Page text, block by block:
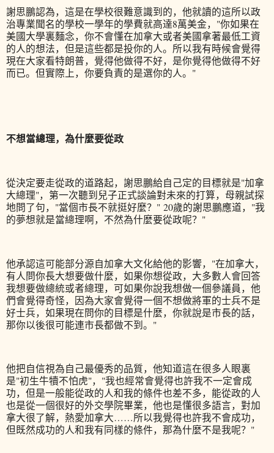
謝思鵬認為，這是在學校很難意識到的，他就讀的這所以政
治專業聞名的學校一學年的學費就高達8萬美金，"你如果在
美國大學裏麵念，你不會懂在加拿大或者美國拿著最低工資
的人的想法，但是這些都是投你的人。所以我有時候會覺得
現在大家看特朗普，覺得他做得不好，是你覺得他做得不好
而已。但實際上，你要負責的是選你的人。"
不想當總理，為什麼要從政
從決定要走從政的道路起，謝思鵬給自己定的目標就是"加拿
大總理"，第一次聽到兒子正式談論對未來的打算，母親試探
地問了句，"當個市長不就挺好麼？" 20歲的謝思鵬應道，"我
的夢想就是當總理啊，不然為什麼要從政呢？"
他承認這可能部分源自加拿大文化給他的影響，"在加拿大，
有人問你長大想要做什麼，如果你想從政，大多數人會回答
我想要做總統或者總理，可如果你說我想做一個參議員，他
們會覺得奇怪，因為大家會覺得一個不想做將軍的士兵不是
好士兵，如果現在問你的目標是什麼，你就說是市長的話，
那你以後很可能連市長都做不到。"
他把自信視為自己最優秀的品質，他知道這在很多人眼裏
是"初生牛犢不怕虎"，"我也經常會覺得也許我不一定會成
功，但是一般能從政的人和我的條件也差不多，能從政的人
也是從一個很好的外交學院畢業，他也是懂很多語言，對加
拿大很了解，熱愛加拿大……所以我覺得也許我不會成功，
但既然成功的人和我有同樣的條件，那為什麼不是我呢？"